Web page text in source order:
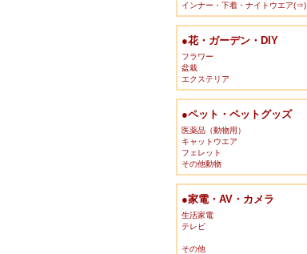
インナー・下着・ナイトウエア(⇒)
●花・ガーデン・DIY
フラワー
盆栽
エクステリア
●ペット・ペットグッズ
医薬品（動物用）
キャットウエア
フェレット
その他動物
●家電・AV・カメラ
生活家電
テレビ
その他